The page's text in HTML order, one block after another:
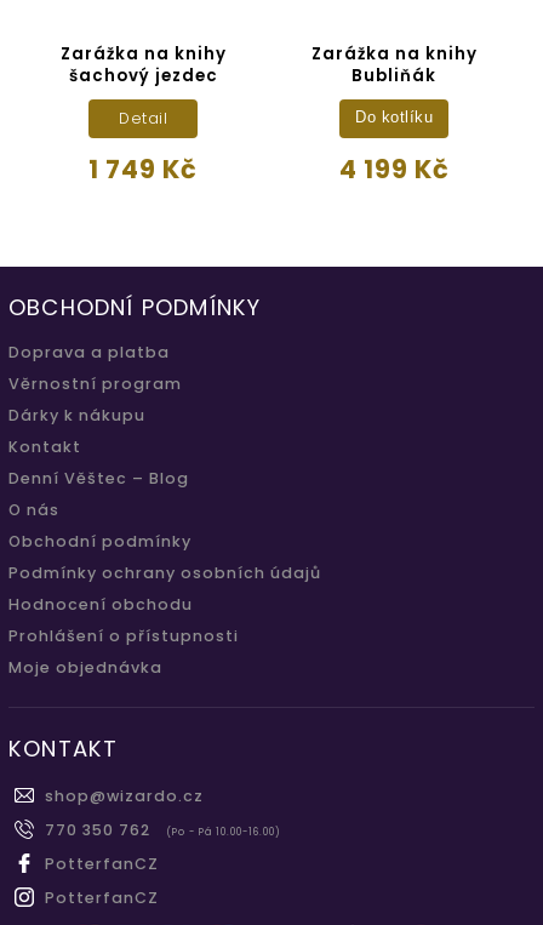
Zarážka na knihy
šachový jezdec
1 749 Kč
Detail
Zarážka na knihy
Bubliňák
4 199 Kč
Do kotlíku
OBCHODNÍ PODMÍNKY
Doprava a platba
Věrnostní program
Dárky k nákupu
Kontakt
Denní Věštec – Blog
O nás
Obchodní podmínky
Podmínky ochrany osobních údajů
Hodnocení obchodu
Prohlášení o přístupnosti
Moje objednávka
KONTAKT
shop@wizardo.cz
770 350 762
(Po - Pá 10.00-16.00)
PotterfanCZ
PotterfanCZ